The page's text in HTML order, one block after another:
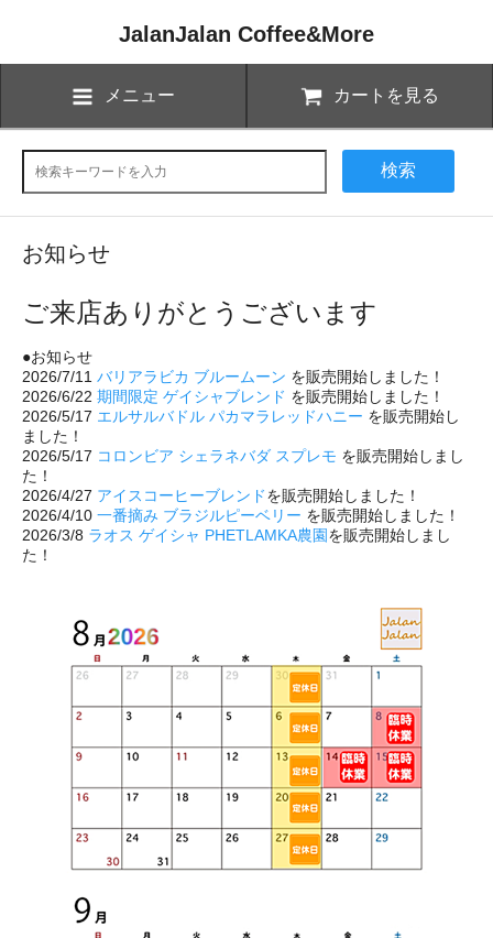
JalanJalan Coffee&More
メニュー カートを見る
検索
お知らせ
ご来店ありがとうございます
●お知らせ
2026/7/11 バリアラビカ ブルームーン を販売開始しました！
2026/6/22 期間限定 ゲイシャブレンド を販売開始しました！
2026/5/17 エルサルバドル パカマラレッドハニー を販売開始し
ました！
2026/5/17 コロンビア シェラネバダ スプレモ を販売開始しまし
た！
2026/4/27 アイスコーヒーブレンドを販売開始しました！
2026/4/10 一番摘み ブラジルピーベリー を販売開始しました！
2026/3/8 ラオス ゲイシャ PHETLAMKA農園を販売開始しまし
た！